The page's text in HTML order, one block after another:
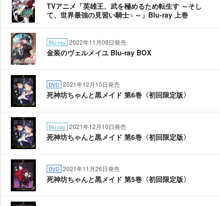
TVアニメ「英雄王、武を極めるため転生す ～そし
て、世界最強の見習い騎士♀～」Blu-ray 上巻
Blu-ray 2022年11月09日発売
金装のヴェルメイユ Blu-ray BOX
DVD 2021年12月10日発売
死神坊ちゃんと黒メイド 第6巻〈初回限定版〉
Blu-ray 2021年12月10日発売
死神坊ちゃんと黒メイド 第6巻〈初回限定版〉
DVD 2021年11月26日発売
死神坊ちゃんと黒メイド 第5巻〈初回限定版〉